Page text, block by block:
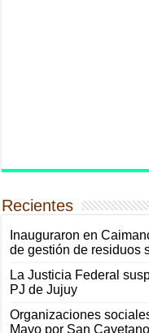
Recientes
Inauguraron en
de gestión de residuos
La Justicia Federal
PJ de Jujuy
Organizaciones
Mayo por San Cayetano